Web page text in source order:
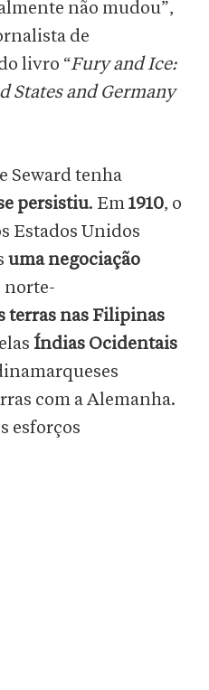
não mudou”,
de
livro “Fury and Ice:
States and Germany
Seward tenha
persistiu. Em1910, o
Estados Unidos
uma negociação
norte-
terras nas Filipinas
Índias Ocidentais
com a Alemanha.
esforços